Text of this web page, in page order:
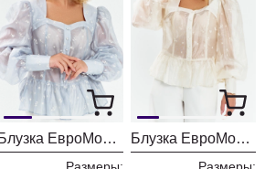
Блузка ЕвроМода 759 дымчато-голубой Блузка ЕвроМода 759 молочный